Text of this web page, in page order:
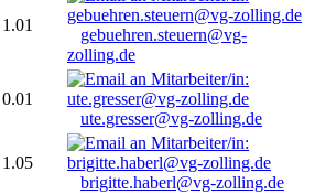
1.01
gebuehren.steuern@vg-
zolling.de
0.01
ute.gresser@vg-zolling.de
1.05
brigitte.haberl@vg-zolling.de